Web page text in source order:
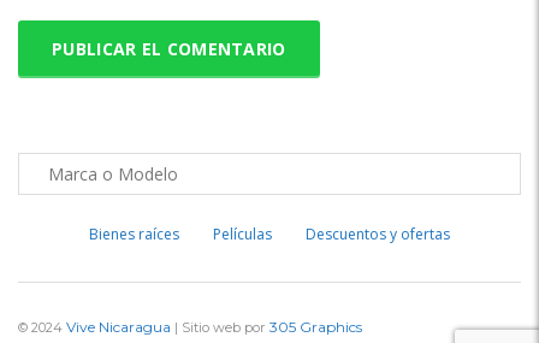
Bienes raíces Películas Descuentos y ofertas
© 2024 Vive Nicaragua | Sitio web por 305 Graphics